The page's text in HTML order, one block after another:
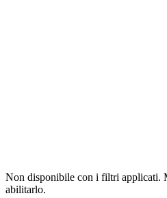
Non disponibile con i filtri applicati.
abilitarlo.